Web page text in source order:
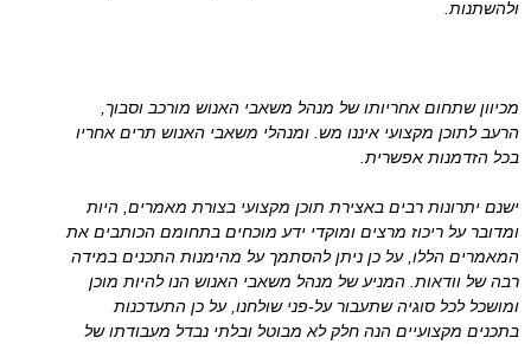
ולהשתנות.
מכיוון שתחום אחריותו של מנהל משאבי האנוש מורכב וסבוך,
הרעב לתוכן מקצועי איננו מש. ומנהלי משאבי האנוש תרים אחריו
בכל הזדמנות אפשרית.
ישנם יתרונות רבים באצירת תוכן מקצועי בצורת מאמרים, היות
ומדובר על ריכוז מרצים ומוקדי ידע מוכחים בתחומם הכותבים את
המאמרים הללו, על כן ניתן להסתמך על מהימנות התכנים במידה
רבה של וודאות. המניע של מנהל משאבי האנוש הנו להיות מוכן
ומושכל לכל סוגיה שתעבור על-פני שולחנו, על כן התעדכנות
בתכנים מקצועיים הנה חלק לא מבוטל ובלתי נבדל מעבודתו של